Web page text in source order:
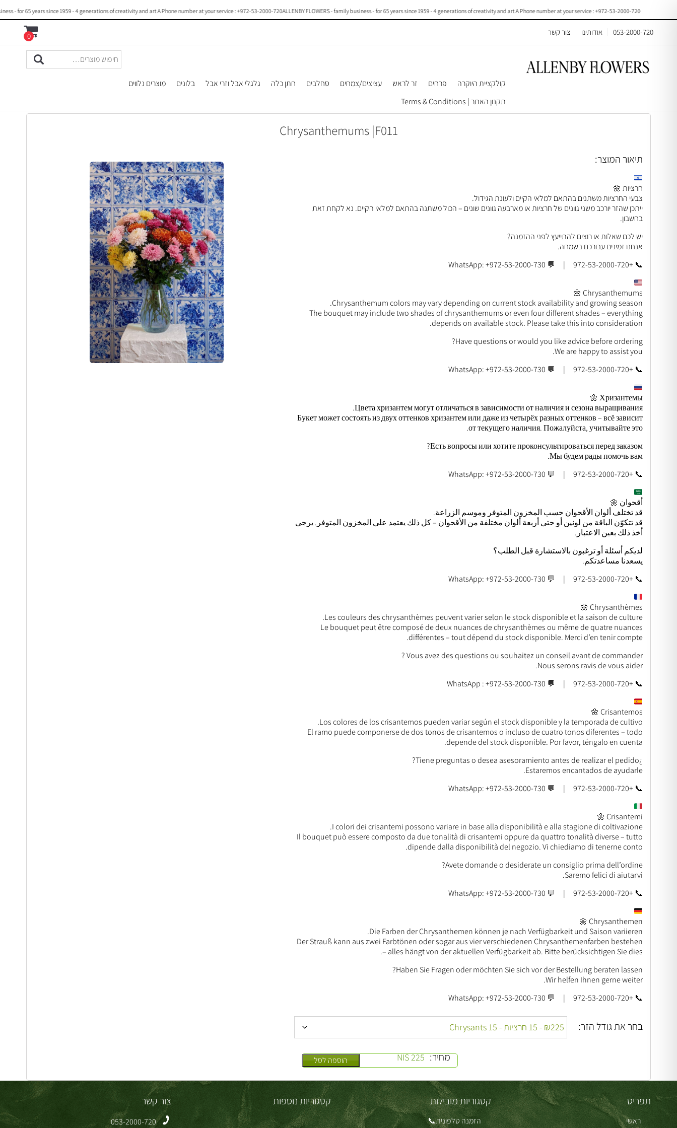
ALLENBY FLOWERS - family business - for 65 years since 1959 - 4 generations of creativity and art A Phone number at your service : +972-53-2000-720
- for 65 years since 1959 - 4 generations of creativity and art A Phone number at your service : +972-53-2000-720
053-2000-720 אודותינו צור קשר 0
קולקציית היוקרה פרחים זר לראש עציצים/צמחים סחלבים חתן כלה גלגלי אבל וזרי אבל בלונים
מוצרים נלווים
תקנון האתר | Terms & Conditions
Chrysanthemums |F011
תיאור המוצר:
חרציות 🌼
צבעי החרציות משתנים בהתאם למלאי הקיים ולעונת הגידול.
ייתכן שהזר יורכב משני גוונים של חרציות או מארבעה גוונים שונים – הכול משתנה בהתאם למלאי הקיים. נא לקחת זאת
בחשבון.
יש לכם שאלות או רוצים להתייעץ לפני ההזמנה?
אנחנו זמינים עבורכם בשמחה.
📞 +972-53-2000-720 | 💬 WhatsApp: +972-53-2000-730
Chrysanthemums 🌼
Chrysanthemum colors may vary depending on current stock availability and growing season.
The bouquet may include two shades of chrysanthemums or even four different shades – everything
depends on available stock. Please take this into consideration.
Have questions or would you like advice before ordering?
We are happy to assist you.
📞 +972-53-2000-720 | 💬 WhatsApp: +972-53-2000-730
Хризантемы 🌼
Цвета хризантем могут отличаться в зависимости от наличия и сезона выращивания.
Букет может состоять из двух оттенков хризантем или даже из четырёх разных оттенков – всё зависит
от текущего наличия. Пожалуйста, учитывайте это.
Есть вопросы или хотите проконсультироваться перед заказом?
Мы будем рады помочь вам.
📞 +972-53-2000-720 | 💬 WhatsApp: +972-53-2000-730
أقحوان 🌼
قد تختلف ألوان الأقحوان حسب المخزون المتوفر وموسم الزراعة.
قد تتكوّن الباقة من لونين أو حتى أربعة ألوان مختلفة من الأقحوان – كل ذلك يعتمد على المخزون المتوفر. يرجى
أخذ ذلك بعين الاعتبار.
لديكم أسئلة أو ترغبون بالاستشارة قبل الطلب؟
يسعدنا مساعدتكم.
📞 +972-53-2000-720 | 💬 WhatsApp: +972-53-2000-730
Chrysanthèmes 🌼
Les couleurs des chrysanthèmes peuvent varier selon le stock disponible et la saison de culture.
Le bouquet peut être composé de deux nuances de chrysanthèmes ou même de quatre nuances
différentes – tout dépend du stock disponible. Merci d’en tenir compte.
Vous avez des questions ou souhaitez un conseil avant de commander ?
Nous serons ravis de vous aider.
📞 +972-53-2000-720 | 💬 WhatsApp : +972-53-2000-730
Crisantemos 🌼
Los colores de los crisantemos pueden variar según el stock disponible y la temporada de cultivo.
El ramo puede componerse de dos tonos de crisantemos o incluso de cuatro tonos diferentes – todo
depende del stock disponible. Por favor, téngalo en cuenta.
¿Tiene preguntas o desea asesoramiento antes de realizar el pedido?
Estaremos encantados de ayudarle.
📞 +972-53-2000-720 | 💬 WhatsApp: +972-53-2000-730
Crisantemi 🌼
I colori dei crisantemi possono variare in base alla disponibilità e alla stagione di coltivazione.
Il bouquet può essere composto da due tonalità di crisantemi oppure da quattro tonalità diverse – tutto
dipende dalla disponibilità del negozio. Vi chiediamo di tenerne conto.
Avete domande o desiderate un consiglio prima dell’ordine?
Saremo felici di aiutarvi.
📞 +972-53-2000-720 | 💬 WhatsApp: +972-53-2000-730
Chrysanthemen 🌼
Die Farben der Chrysanthemen können je nach Verfügbarkeit und Saison variieren.
Der Strauß kann aus zwei Farbtönen oder sogar aus vier verschiedenen Chrysanthemenfarben bestehen
– alles hängt von der aktuellen Verfügbarkeit ab. Bitte berücksichtigen Sie dies.
Haben Sie Fragen oder möchten Sie sich vor der Bestellung beraten lassen?
Wir helfen Ihnen gerne weiter.
📞 +972-53-2000-720 | 💬 WhatsApp: +972-53-2000-730
בחר את גודל הזר:
מחיר: 225 NIS הוספה לסל
תפריט
ראשי
קטגוריות מובילות
הזמנה טלפונית📞
קטגוריות נוספות צור קשר
053-2000-720